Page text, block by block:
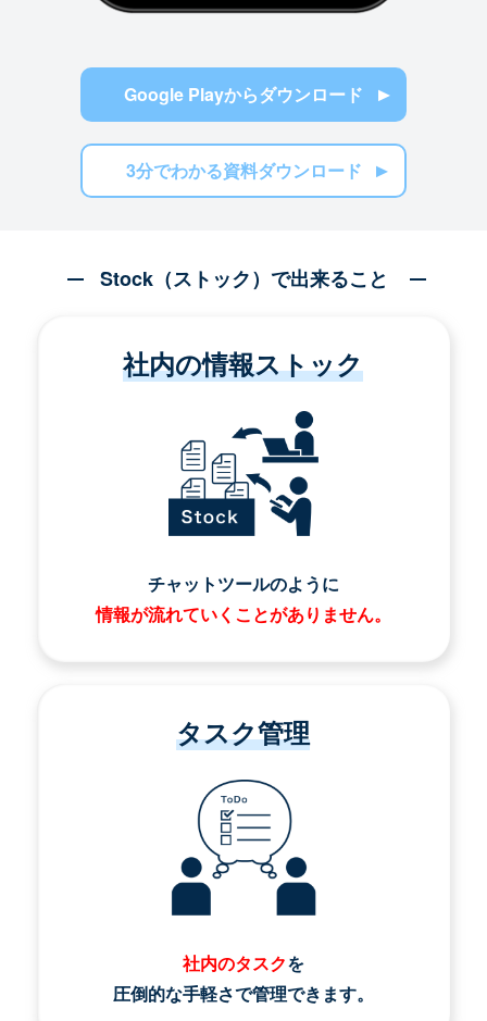
Google Playからダウンロード
3分でわかる資料ダウンロード
Stock（ストック）で出来ること
社内の情報ストック
チャットツールのように
情報が流れていくことがありません。
タスク管理
社内のタスクを
圧倒的な手軽さで管理できます。